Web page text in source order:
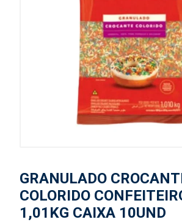
GRANULADO
COLORIDO
1,01KG CAIXA 10UND